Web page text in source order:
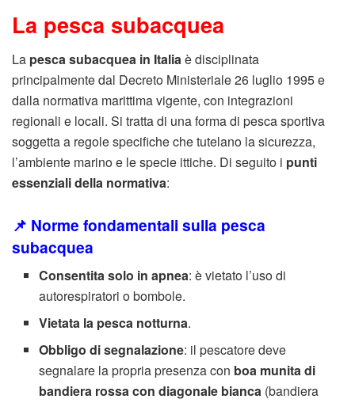
La pesca subacquea
La pesca subacquea in Italiaè disciplinata
principalmente dal Decreto Ministeriale 26 luglio 1995 e
dalla normativa marittima vigente, con integrazioni
regionali e locali. Si tratta di una forma di pesca sportiva
soggetta a regole specifiche che tutelano la sicurezza,
l’ambiente marino e le specie ittiche. Di seguito i punti
essenziali della normativa:
📌 Norme fondamentali sulla pesca
subacquea
Consentita solo in apnea: è vietato l’uso di
autorespiratori o bombole.
Vietata la pesca notturna.
Obbligo di segnalazione: il pescatore deve
segnalare la propria presenza con boa munita di
bandiera rossa con diagonale bianca (bandiera